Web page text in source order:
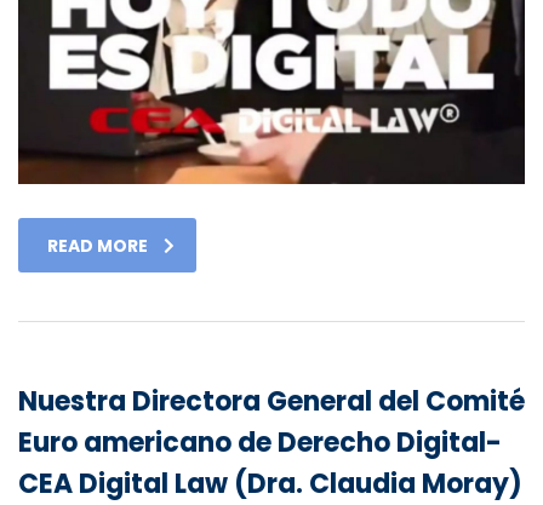
READ MORE
Nuestra Directora General del Comité
Euro americano de Derecho Digital-
CEA Digital Law (Dra. Claudia Moray)